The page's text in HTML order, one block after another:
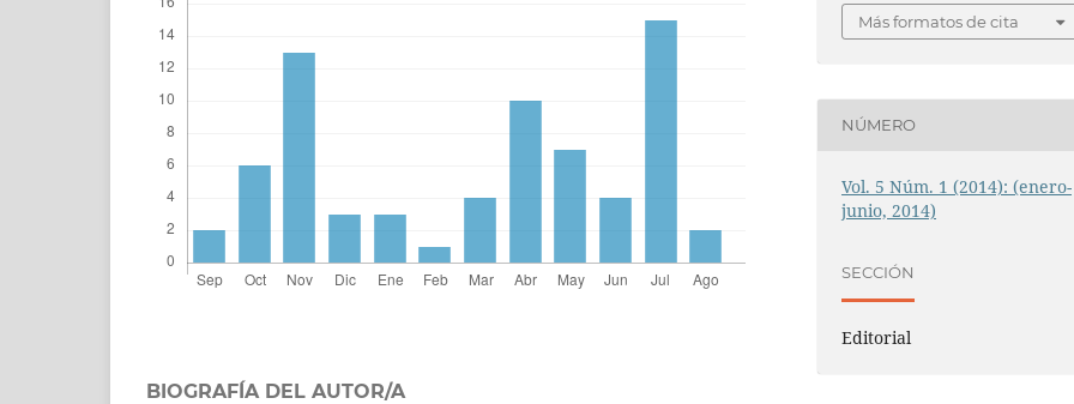
BIOGRAFÍA DEL AUTOR/A
Más formatos de cita
NÚMERO
Vol. 5 Núm. 1 (2014): (enero-
junio, 2014)
SECCIÓN
Editorial